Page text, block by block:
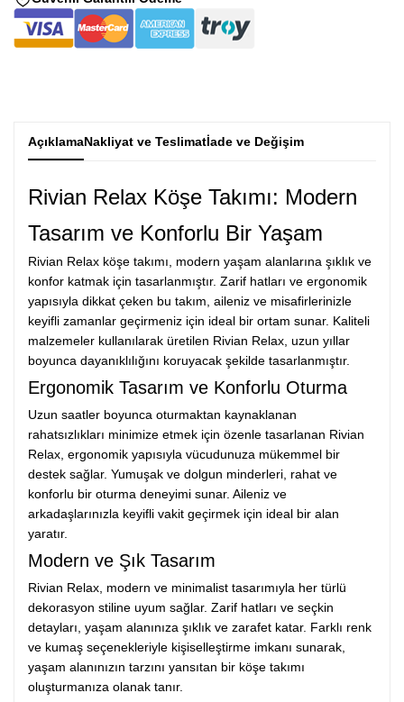
AçıklamaNakliyat ve Teslimatİade ve Değişim
Rivian Relax Köşe Takımı: Modern
Tasarım ve Konforlu Bir Yaşam
Rivian Relax köşe takımı, modern yaşam alanlarına şıklık ve
konfor katmak için tasarlanmıştır. Zarif hatları ve ergonomik
yapısıyla dikkat çeken bu takım, aileniz ve misafirlerinizle
keyifli zamanlar geçirmeniz için ideal bir ortam sunar. Kaliteli
malzemeler kullanılarak üretilen Rivian Relax, uzun yıllar
boyunca dayanıklılığını koruyacak şekilde tasarlanmıştır.
Ergonomik Tasarım ve Konforlu Oturma
Uzun saatler boyunca oturmaktan kaynaklanan
rahatsızlıkları minimize etmek için özenle tasarlanan Rivian
Relax, ergonomik yapısıyla vücudunuza mükemmel bir
destek sağlar. Yumuşak ve dolgun minderleri, rahat ve
konforlu bir oturma deneyimi sunar. Aileniz ve
arkadaşlarınızla keyifli vakit geçirmek için ideal bir alan
yaratır.
Modern ve Şık Tasarım
Rivian Relax, modern ve minimalist tasarımıyla her türlü
dekorasyon stiline uyum sağlar. Zarif hatları ve seçkin
detayları, yaşam alanınıza şıklık ve zarafet katar. Farklı renk
ve kumaş seçenekleriyle kişiselleştirme imkanı sunarak,
yaşam alanınızın tarzını yansıtan bir köşe takımı
oluşturmanıza olanak tanır.